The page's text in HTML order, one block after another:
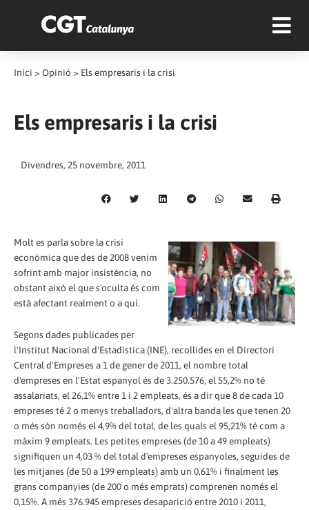
Inici > Opinió > Els empresaris i la crisi
Els empresaris i la crisi
Divendres, 25 novembre, 2011
Molt es parla sobre la crisi
econòmica que des de 2008 venim
sofrint amb major insistència, no
obstant això el que s'oculta és com
està afectant realment o a qui.
Segons dades publicades per
l'Institut Nacional d'Estadística (INE), recollides en el Directori
Central d'Empreses a 1 de gener de 2011, el nombre total
d'empreses en l'Estat espanyol és de 3.250.576, el 55,2% no té
assalariats, el 26,1% entre 1 i 2 empleats, és a dir que 8 de cada 10
empreses té 2 o menys treballadors, d'altra banda les que tenen 20
o més són només el 4,9% del total, de les quals el 95,21% té com a
màxim 9 empleats. Les petites empreses (de 10 a 49 empleats)
signifiquen un 4,03 % del total d'empreses espanyoles, seguides de
les mitjanes (de 50 a 199 empleats) amb un 0,61% i finalment les
grans companyies (de 200 o més emprats) comprenen només el
0,15%. A més 376.945 empreses desaparició entre 2010 i 2011,